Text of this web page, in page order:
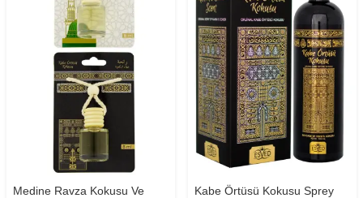
Medine Ravza Kokusu Ve
Kabe Örtüsü Kokusu Sprey